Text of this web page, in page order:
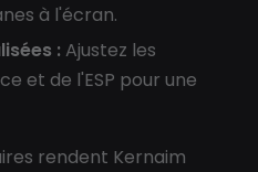
à l'écran.
: Ajustez les
et de l'ESP pour une
rendent Kernaim